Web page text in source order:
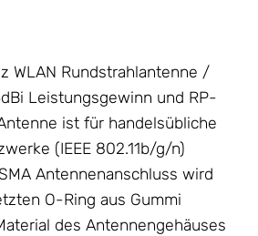
WLAN Rundstrahlantenne /
Leistungsgewinn und RP-
ist für handelsübliche
(IEEE 802.11b/g/n)
Antennenanschluss wird
O-Ring aus Gummi
des Antennengehäuses